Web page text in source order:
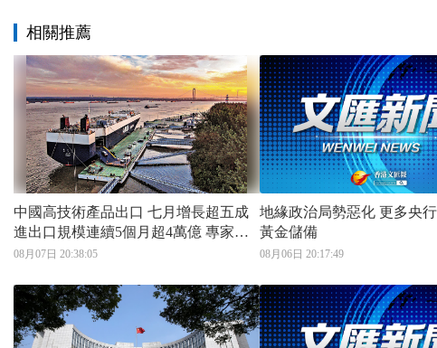
相關推薦
中國高技術產品出口 七月增長超五成
進出口規模連續5個月超4萬億 專家：
出口高增長有望延續
08月07日 20:38:05
地緣政治局勢惡化 更多央行取回海外
黃金儲備
08月06日 20:17:49